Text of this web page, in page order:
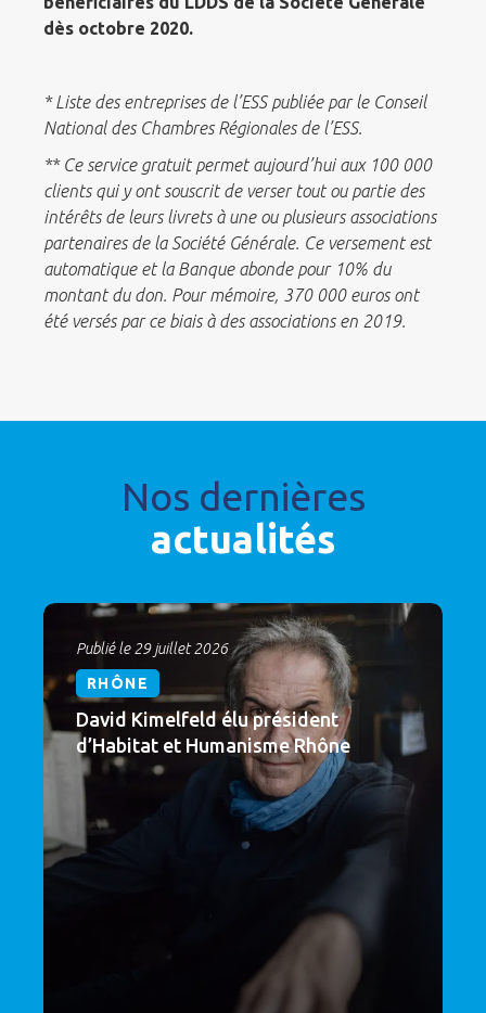
dès octobre 2020.
* Liste des entreprises de l’ESS publiée par le Conseil
National des Chambres Régionales de l’ESS.
** Ce service gratuit permet aujourd’hui aux 100 000
clients qui y ont souscrit de verser tout ou partie des
intérêts de leurs livrets à une ou plusieurs associations
partenaires de la Société Générale. Ce versement est
automatique et la Banque abonde pour 10% du
montant du don. Pour mémoire, 370 000 euros ont
été versés par ce biais à des associations en 2019.
Nos dernières
actualités
Publié le 29 juillet 2026
RHÔNE
David Kimelfeld élu président
d’Habitat et Humanisme Rhône